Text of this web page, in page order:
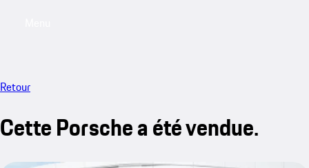
Retour
Cette Porsche a été vendue.